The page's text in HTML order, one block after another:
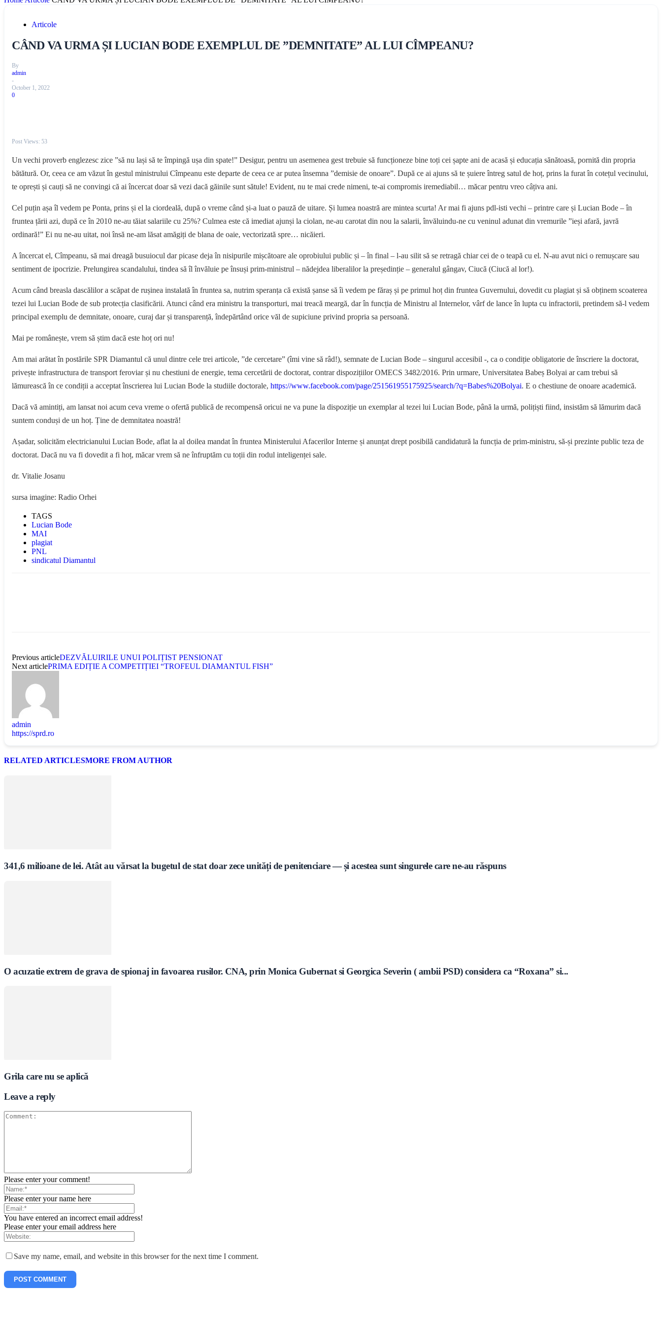
Articole
CÂND VA URMA ȘI LUCIAN BODE EXEMPLUL DE ”DEMNITATE” AL LUI CÎMPEANU?
By
admin
-
October 1, 2022
0
Post Views: 53
Un vechi proverb englezesc zice ”să nu lași să te împingă ușa din spate!” Desigur, pentru un asemenea gest trebuie să funcționeze bine toți cei șapte ani de acasă și educația sănătoasă, pornită din propria
bătătură. Or, ceea ce am văzut în gestul ministrului Cîmpeanu este departe de ceea ce ar putea însemna ”demisie de onoare”. După ce ai ajuns să te șuiere întreg satul de hoț, prins la furat în cotețul vecinului,
te oprești și cauți să ne convingi că ai încercat doar să vezi dacă găinile sunt sătule! Evident, nu te mai crede nimeni, te-ai compromis iremediabil… măcar pentru vreo câțiva ani.
Cel puțin așa îl vedem pe Ponta, prins și el la ciordeală, după o vreme când și-a luat o pauză de uitare. Și lumea noastră are mintea scurta! Ar mai fi ajuns pdl-isti vechi – printre care și Lucian Bode – în
fruntea țării azi, după ce în 2010 ne-au tăiat salariile cu 25%? Culmea este că imediat ajunși la ciolan, ne-au carotat din nou la salarii, învăluindu-ne cu veninul adunat din vremurile ”ieși afară, javră
ordinară!” Ei nu ne-au uitat, noi însă ne-am lăsat amăgiți de blana de oaie, vectorizată spre… nicăieri.
A încercat el, Cîmpeanu, să mai dreagă busuiocul dar picase deja în nisipurile mișcătoare ale oprobiului public și – în final – l-au silit să se retragă chiar cei de o teapă cu el. N-au avut nici o remușcare sau
sentiment de ipocrizie. Prelungirea scandalului, tindea să îl învăluie pe însuși prim-ministrul – nădejdea liberalilor la președinție – generalul gângav, Ciucă (Ciucă al lor!).
Acum când breasla dascălilor a scăpat de rușinea instalată în fruntea sa, nutrim speranța că există șanse să îi vedem pe făraș și pe primul hoț din fruntea Guvernului, dovedit cu plagiat și să obținem scoaterea
tezei lui Lucian Bode de sub protecția clasificării. Atunci când era ministru la transporturi, mai treacă meargă, dar în funcția de Ministru al Internelor, vârf de lance în lupta cu infractorii, pretindem să-l vedem
principal exemplu de demnitate, onoare, curaj dar și transparență, îndepărtând orice văl de supiciune privind propria sa persoană.
Mai pe românește, vrem să știm dacă este hoț ori nu!
Am mai arătat în postările SPR Diamantul că unul dintre cele trei articole, ”de cercetare” (îmi vine să râd!), semnate de Lucian Bode – singurul accesibil -, ca o condiție obligatorie de înscriere la doctorat,
privește infrastructura de transport feroviar și nu chestiuni de energie, tema cercetării de doctorat, contrar dispozițiilor OMECS 3482/2016. Prin urmare, Universitatea Babeș Bolyai ar cam trebui să
lămurească în ce condiții a acceptat înscrierea lui Lucian Bode la studiile doctorale, https://www.facebook.com/page/251561955175925/search/?q=Babes%20Bolyai. E o chestiune de onoare academică.
Dacă vă amintiți, am lansat noi acum ceva vreme o ofertă publică de recompensă oricui ne va pune la dispoziție un exemplar al tezei lui Lucian Bode, până la urmă, polițiști fiind, insistăm să lămurim dacă
suntem conduși de un hoț. Ține de demnitatea noastră!
Așadar, solicităm electricianului Lucian Bode, aflat la al doilea mandat în fruntea Ministerului Afacerilor Interne și anunțat drept posibilă candidatură la funcția de prim-ministru, să-și prezinte public teza de
doctorat. Dacă nu va fi dovedit a fi hoț, măcar vrem să ne înfruptăm cu toții din rodul inteligenței sale.
dr. Vitalie Josanu
sursa imagine: Radio Orhei
TAGS
Lucian Bode
MAI
plagiat
PNL
sindicatul Diamantul
Previous articleDEZVĂLUIRILE UNUI POLIȚIST PENSIONAT
Next articlePRIMA EDIȚIE A COMPETIȚIEI “TROFEUL DIAMANTUL FISH”
admin
https://sprd.ro
RELATED ARTICLESMORE FROM AUTHOR
341,6 milioane de lei. Atât au vărsat la bugetul de stat doar zece unități de penitenciare — și acestea sunt singurele care ne-au răspuns
O acuzatie extrem de grava de spionaj in favoarea rusilor. CNA, prin Monica Gubernat si Georgica Severin ( ambii PSD) considera ca “Roxana” si...
Grila care nu se aplică
Leave a reply
Please enter your comment!
Please enter your name here
You have entered an incorrect email address!
Please enter your email address here
Save my name, email, and website in this browser for the next time I comment.